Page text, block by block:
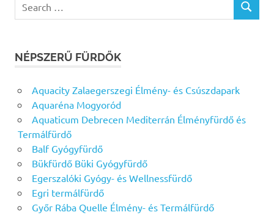
for:
SEARCH
NÉPSZERŰ FÜRDŐK
Aquacity Zalaegerszegi Élmény- és Csúszdapark
Aquaréna Mogyoród
Aquaticum Debrecen Mediterrán Élményfürdő és
Termálfürdő
Balf Gyógyfürdő
Bükfürdő Büki Gyógyfürdő
Egerszalóki Gyógy- és Wellnessfürdő
Egri termálfürdő
Győr Rába Quelle Élmény- és Termálfürdő